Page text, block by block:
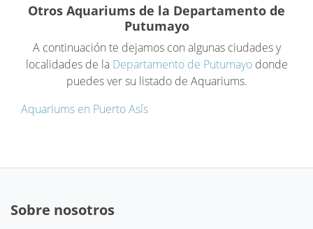
Otros Aquariums de la Departamento de
Putumayo
A continuación te dejamos con algunas ciudades y
localidades de la Departamento de Putumayodonde
puedes ver su listado de Aquariums.
Aquariums en Puerto Asís
Sobre nosotros